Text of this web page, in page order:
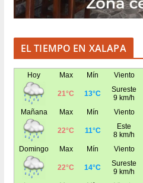
EL TIEMPO EN XALAPA